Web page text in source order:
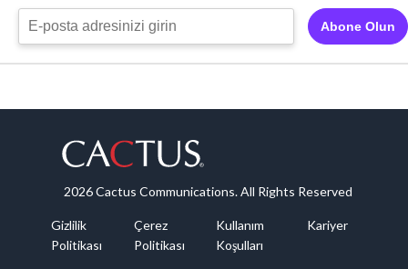
Abone Olun
2026 Cactus Communications. All Rights Reserved
Gizlilik
Politikası
Çerez
Politikası
Kullanım
Koşulları
Kariyer